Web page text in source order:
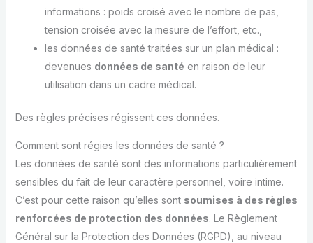
informations : poids croisé avec le nombre de pas,
tension croisée avec la mesure de l’effort, etc.,
les données de santé traitées sur un plan médical :
devenues données de santé en raison de leur
utilisation dans un cadre médical.
Des règles précises régissent ces données.
Comment sont régies les données de santé ?
Les données de santé sont des informations particulièrement
sensibles du fait de leur caractère personnel, voire intime.
C’est pour cette raison qu’elles sont soumises à des règles
renforcées de protection des données. Le Règlement
Général sur la Protection des Données (RGPD), au niveau